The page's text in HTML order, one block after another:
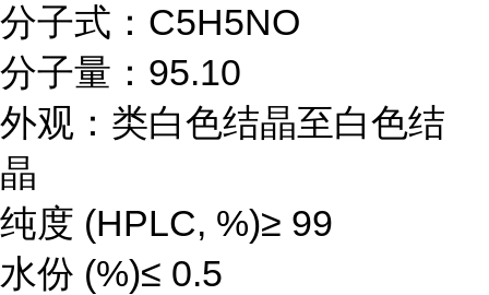
分子式：C5H5NO
分子量：95.10
外观：类白色结晶至白色结
晶
纯度 (HPLC, %)≥ 99
水份 (%)≤ 0.5